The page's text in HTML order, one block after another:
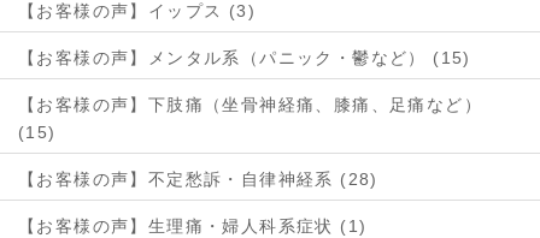
【お客様の声】イップス (3)
【お客様の声】メンタル系（パニック・鬱など） (15)
【お客様の声】下肢痛（坐骨神経痛、膝痛、足痛など）
(15)
【お客様の声】不定愁訴・自律神経系 (28)
【お客様の声】生理痛・婦人科系症状 (1)